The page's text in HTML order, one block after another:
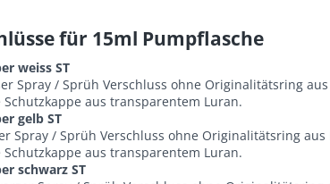
für 15ml Pumpflasche
weiss ST
Spray / Sprüh Verschluss ohne Originalitätsring
aus transparentem Luran.
gelb ST
Spray / Sprüh Verschluss ohne Originalitätsring aus
aus transparentem Luran.
schwarz ST